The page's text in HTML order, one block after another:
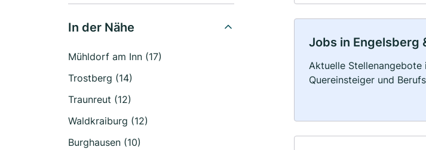
In der Nähe
Mühldorf am Inn (17)
Trostberg (14)
Traunreut (12)
Waldkraiburg (12)
Burghausen (10)
Jobs in Engelsberg
Aktuelle
Quereinsteiger und